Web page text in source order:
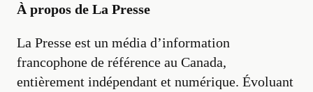
À propos de La Presse
La Presse est un média d’information
francophone de référence au Canada,
entièrement indépendant et numérique. Évoluant